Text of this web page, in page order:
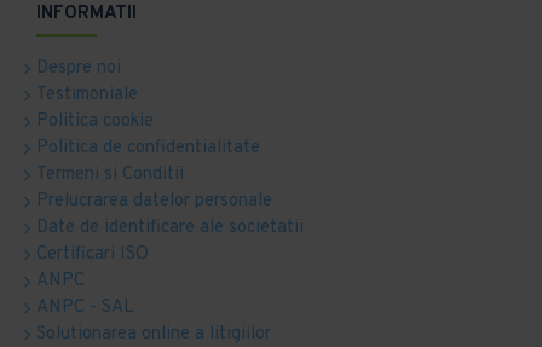
INFORMATII
Despre noi
Testimoniale
Politica cookie
Politica de confidentialitate
Termeni si Conditii
Prelucrarea datelor personale
Date de identificare ale societatii
Certificari ISO
ANPC
ANPC - SAL
Solutionarea online a litigiilor